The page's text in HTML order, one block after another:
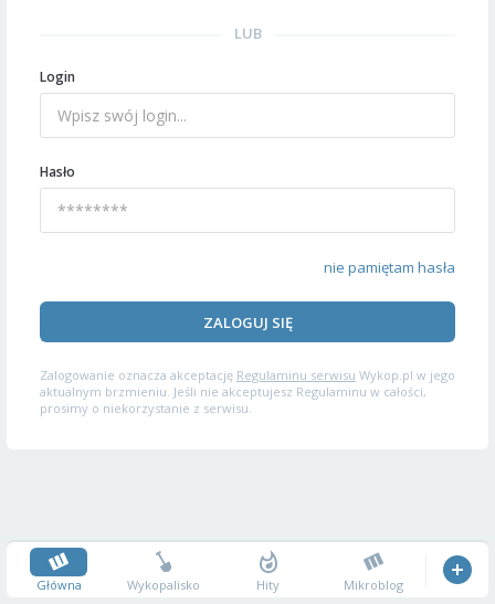
LUB
Login
Hasło
nie pamiętam hasła
ZALOGUJ SIĘ
Zalogowanie oznacza akceptację Regulaminu serwisu Wykop.pl w jego
aktualnym brzmieniu. Jeśli nie akceptujesz Regulaminu w całości,
prosimy o niekorzystanie z serwisu.
Główna Wykopalisko Hity Mikroblog